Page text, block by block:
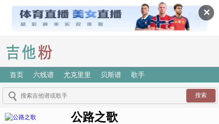
✕
首页 六线谱 尤克里里 贝斯谱 歌手
公路之歌